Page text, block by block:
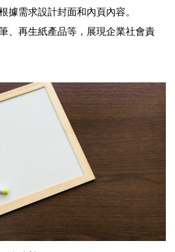
據需求設計封面和內頁內容。
、再生紙產品等，展現企業社會責